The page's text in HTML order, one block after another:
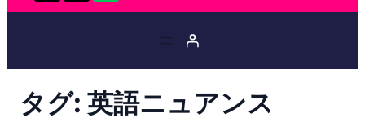
タグ: 英語ニュアンス